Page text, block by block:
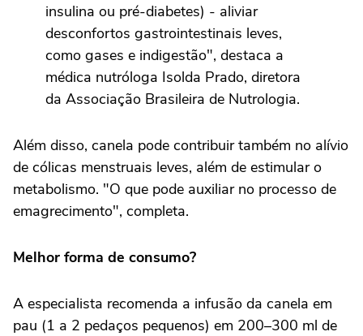
insulina ou pré-diabetes) - aliviar
desconfortos gastrointestinais leves,
como gases e indigestão", destaca a
médica nutróloga Isolda Prado, diretora
da Associação Brasileira de Nutrologia.
Além disso, canela pode contribuir também no alívio
de cólicas menstruais leves, além de estimular o
metabolismo. "O que pode auxiliar no processo de
emagrecimento", completa.
Melhor forma de consumo?
A especialista recomenda a infusão da canela em
pau (1 a 2 pedaços pequenos) em 200–300 ml de